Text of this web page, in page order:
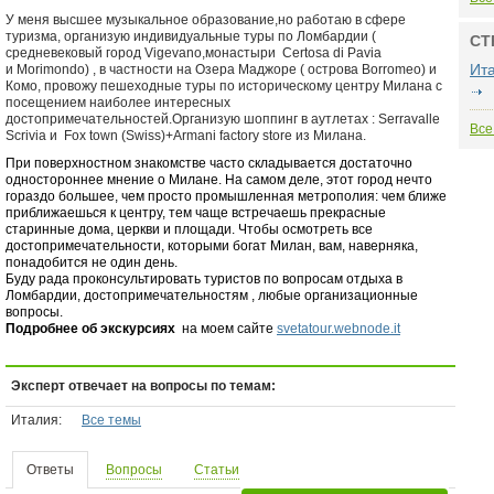
У меня высшее музыкальное образование,но работаю в сфере
туризма, организую индивидуальные туры по Ломбардии (
средневековый город Vigevano,монастыри Certosa di Pavia
и Morimondo) , в частности на Озера Маджоре ( острова Borromeo) и
Комо, провожу пешеходные туры по историческому центру Милана с
посещением наиболее интересных
достопримечательностей.Организую шоппинг в аутлетах : Serravalle
Scrivia и Fox town (Swiss)+Armani factory store из Милана.
При поверхностном знакомстве часто складывается достаточно
одностороннее мнение о Милане. На самом деле, этот город нечто
гораздо большее, чем просто промышленная метрополия: чем ближе
приближаешься к центру, тем чаще встречаешь прекрасные
старинные дома, церкви и площади. Чтобы осмотреть все
достопримечательности, которыми богат Милан, вам, наверняка,
понадобится не один день.
Буду рада проконсультировать туристов по вопросам отдыха в
Ломбардии, достопримечательностям , любые организационные
вопросы.
Подробнее об экскурсиях на моем сайте svetatour.webnode.it
Эксперт отвечает на вопросы по темам:
Италия: Все темы
Ответы Вопросы Статьи